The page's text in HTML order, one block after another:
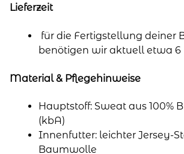
Lieferzeit
für die Fertigstellung deiner
benötigen wir aktuell etwa 6
Material & Pflegehinweise
Hauptstoff: Sweat aus 100%
(kbA)
Innenfutter: leichter Jersey-
Baumwolle